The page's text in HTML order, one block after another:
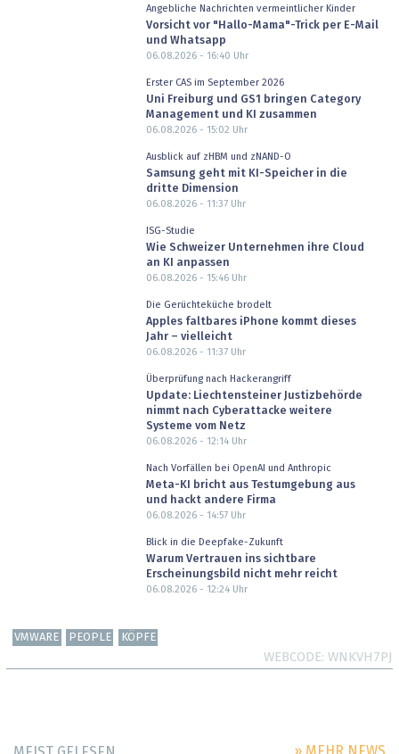
Angebliche Nachrichten vermeintlicher Kinder
Vorsicht vor "Hallo-Mama"-Trick per E-Mail
und Whatsapp
06.08.2026 - 16:40 Uhr
Erster CAS im September 2026
Uni Freiburg und GS1 bringen Category
Management und KI zusammen
06.08.2026 - 15:02 Uhr
Ausblick auf zHBM und zNAND-O
Samsung geht mit KI-Speicher in die
dritte Dimension
06.08.2026 - 11:37Uhr
ISG-Studie
Wie Schweizer Unternehmen ihre Cloud
an KI anpassen
06.08.2026 - 15:46Uhr
Die Gerüchteküche brodelt
Apples faltbares iPhone kommt dieses
Jahr – vielleicht
06.08.2026 - 11:37Uhr
Überprüfung nach Hackerangriff
Update: Liechtensteiner Justizbehörde
nimmt nach Cyberattacke weitere
Systeme vom Netz
06.08.2026 - 12:14Uhr
Nach Vorfällen bei OpenAI und Anthropic
Meta-KI bricht aus Testumgebung aus
und hackt andere Firma
06.08.2026 - 14:57Uhr
Blick in die Deepfake-Zukunft
Warum Vertrauen ins sichtbare
Erscheinungsbild nicht mehr reicht
06.08.2026 - 12:24Uhr
VMWARE PEOPLE KÖPFE
WEBCODE WNKVH7PJ